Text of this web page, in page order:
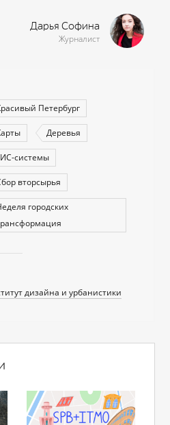
Дарья Софина
Журналист
Петербург
Деревья
системы
вторсырья
городских
дизайна и урбанистики